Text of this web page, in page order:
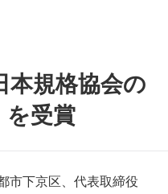
本規格協会の
を受賞
市下京区、代表取締役